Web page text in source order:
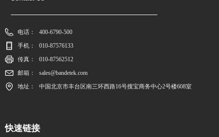
电话：
400-6790-500
手机：
010-87576133
传真：
010-87562512
邮箱：
sales@bandetek.com
地址：
中国北京市丰台区南三环西路16号搜宝商务中心2号楼608室
快速链接